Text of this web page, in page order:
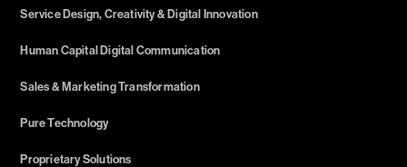
Service Design, Creativity & Digital Innovation
Human Capital Digital Communication
Sales & Marketing Transformation
Pure Technology
Proprietary Solutions